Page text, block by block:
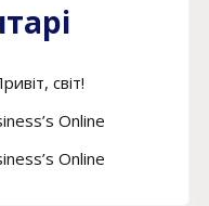
світ!
Online
Online